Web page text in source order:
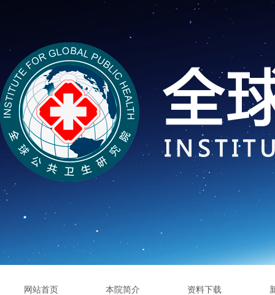
网站首页 本院简介 资料下载